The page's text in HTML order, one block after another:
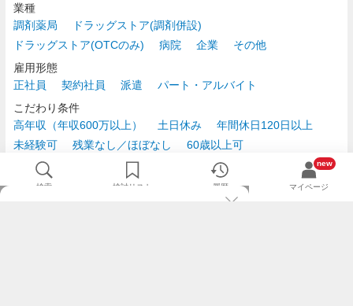
業種
調剤薬局
ドラッグストア(調剤併設)
ドラッグストア(OTCのみ)
病院 企業
その他
雇用形態
正社員
契約社員 派遣
パート・アルバイト
こだわり条件
高年収（年収600万以上）
土日休み
年間休日120日以上
未経験可
残業なし／ほぼなし
60歳以上可
時給2,500円以上
検索 検討リスト 履歴
new
マイページ